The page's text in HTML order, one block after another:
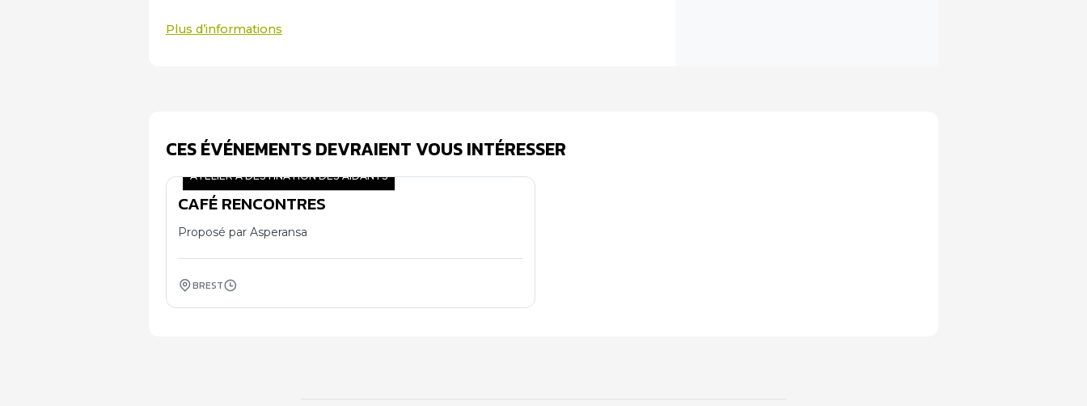
Plus d’informations
CES ÉVÉNEMENTS DEVRAIENT VOUS INTÉRESSER
07
11
ATELIER À DESTINATION DES AIDANTS
CAFÉ RENCONTRES
Proposé par Asperansa
BREST